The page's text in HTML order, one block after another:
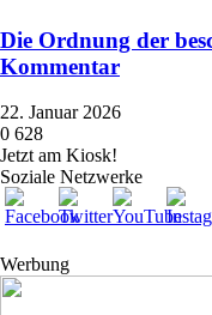
Die Ordnung der
Kommentar
22. Januar 2026
0 628
Jetzt am Kiosk!
Soziale Netzwerke
Werbung